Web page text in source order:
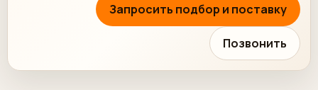
Запросить подбор и поставку
Позвонить